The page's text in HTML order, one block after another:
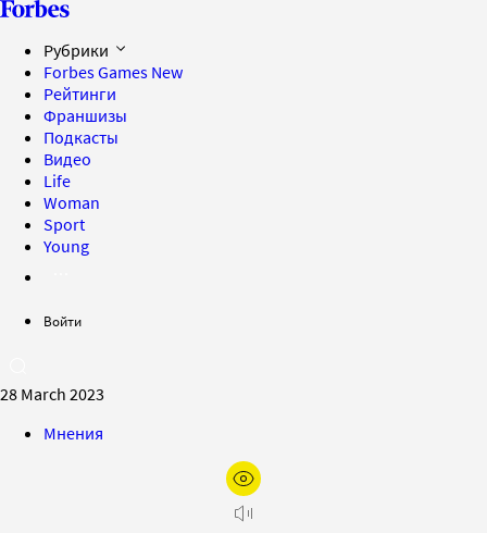
Рубрики
Forbes Games New
Рейтинги
Франшизы
Подкасты
Видео
Life
Woman
Sport
Young
Войти
28 March 2023
Мнения